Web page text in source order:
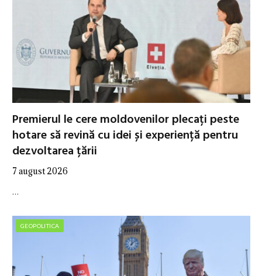
Premierul le cere moldovenilor plecați peste
hotare să revină cu idei și experiență pentru
dezvoltarea țării
7 august 2026
…
GEOPOLITICA